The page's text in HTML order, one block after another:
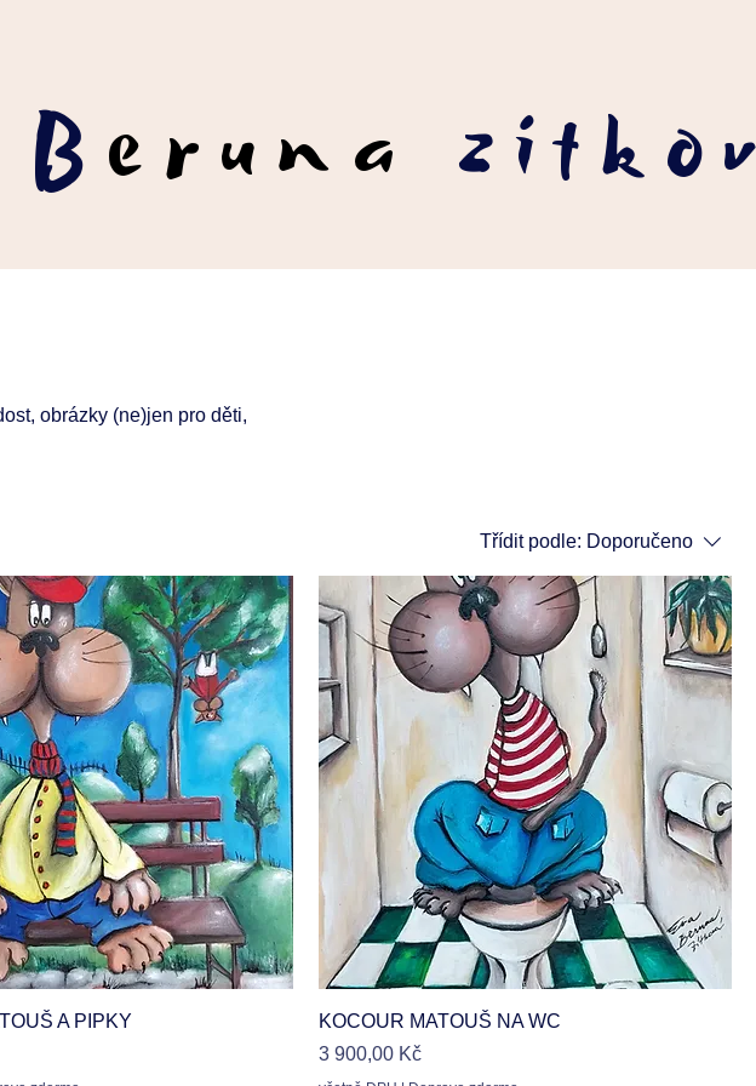
eruna
obrázky (ne)jen pro děti,
Třídit podle: Doporučeno
Rychlý náhled
A PIPKY
Rychlý náhled
KOCOUR MATOUŠ NA WC
Cena
3 900,00 Kč